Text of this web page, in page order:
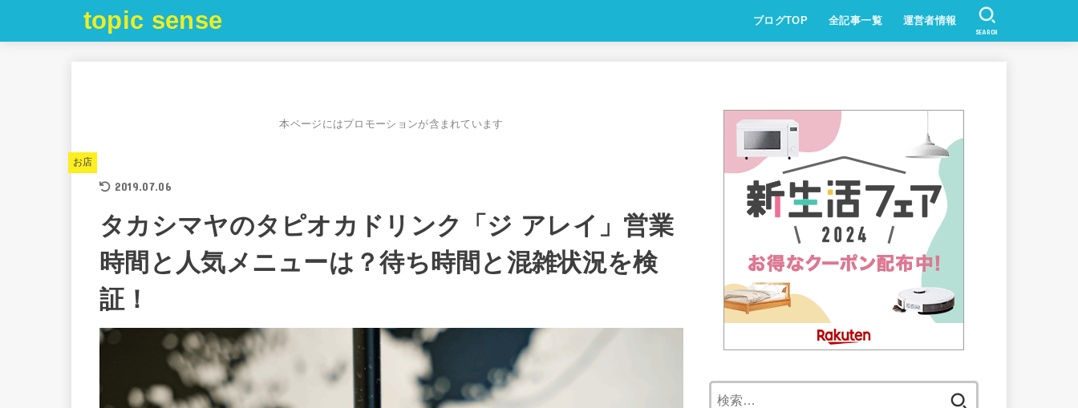
topic sense ブログTOP 全記事一覧 運営者情報
SEARCH
本ページにはプロモーションが含まれています
お店
2019.07.06
タカシマヤのタピオカドリンク「ジ アレイ」営業
時間と人気メニューは？待ち時間と混雑状況を検
証！